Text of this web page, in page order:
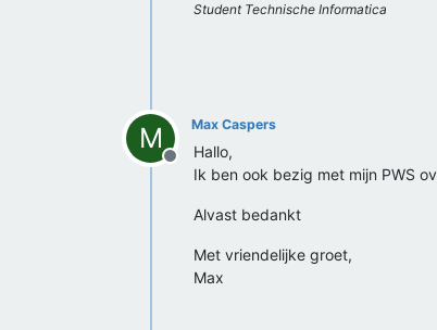
Student Technische Informatica
M
Offline
Max Caspers
Hallo,
Ik ben ook bezig met mijn PWS
Alvast bedankt
Met vriendelijke groet,
Max